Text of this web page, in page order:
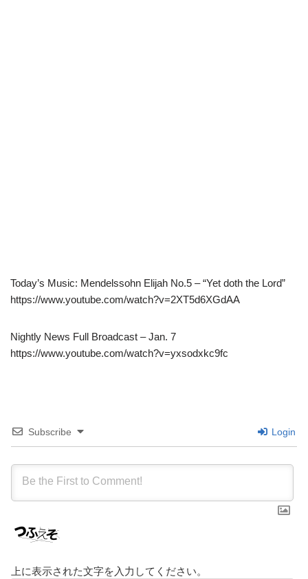
Today’s Music: Mendelssohn Elijah No.5 – “Yet doth the Lord”
https://www.youtube.com/watch?v=2XT5d6XGdAA
Nightly News Full Broadcast – Jan. 7
https://www.youtube.com/watch?v=yxsodxkc9fc
Subscribe Login
上に表示された文字を入力してください。